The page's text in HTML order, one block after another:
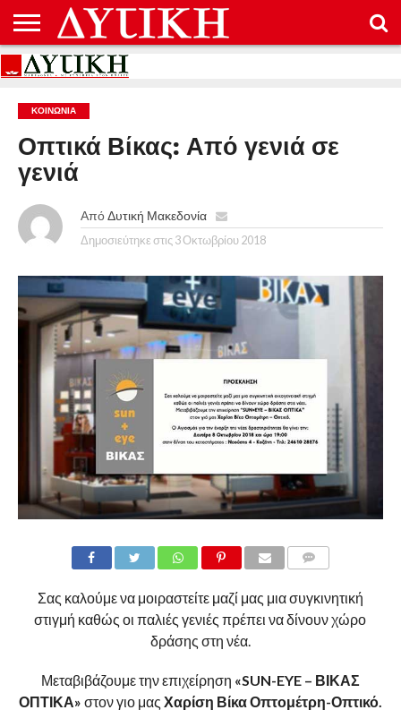
ΑΡΧΙΚΉ
ΕΠΙΚΟΙΝΩΝΊΑ
ΌΡΟΙ
ΠΡΟΣΤΑΣΊΑ
ΔΕΔΟΜΈΝΩΝ
ΚΟΙΝΩΝΊΑ
Οπτικά Βίκας: Από γενιά σε
γενιά
Από Δυτική Μακεδονία
Δημοσιεύτηκε στις 3 Οκτωβρίου 2018
Σας καλούμε να μοιραστείτε μαζί μας μια συγκινητική
στιγμή καθώς οι παλιές γενιές πρέπει να δίνουν χώρο
δράσης στη νέα.
Μεταβιβάζουμε την επιχείρηση «SUN-EYE – ΒΙΚΑΣ
ΟΠΤΙΚΑ» στον γιο μας Χαρίση Βίκα Οπτομέτρη-Οπτικό.